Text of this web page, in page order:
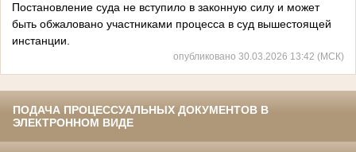
Постановление суда не вступило в законную силу и может
быть обжаловано участниками процесса в суд вышестоящей
инстанции.
опубликовано 30.03.2026 13:42 (МСК)
ПОДАЧА ПРОЦЕССУАЛЬНЫХ ДОКУМЕНТОВ В
ЭЛЕКТРОННОМ ВИДЕ